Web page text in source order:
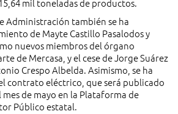
mil toneladas de productos.
Administración también se ha
de Mayte Castillo Pasalodos y
nuevos miembros del órgano
de Mercasa, y el cese de Jorge Suárez
Crespo Albelda. Asimismo, se ha
contrato eléctrico, que será publicado
de mayo en la Plataforma de
Público estatal.